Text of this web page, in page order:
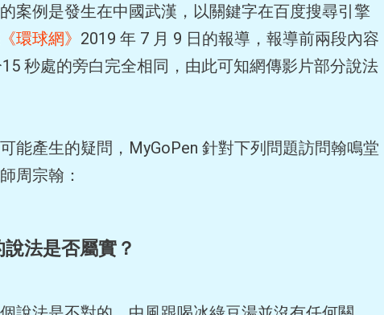
案例是發生在中國武漢，以關鍵字在百度搜尋引擎
《環球網》 2019 年 7 月 9 日的報導，報導前兩段內容
秒處的旁白完全相同，由此可知網傳影片部分說法
能產生的疑問，MyGoPen 針對下列問題訪問翰鳴堂
周宗翰：
法是否屬實？